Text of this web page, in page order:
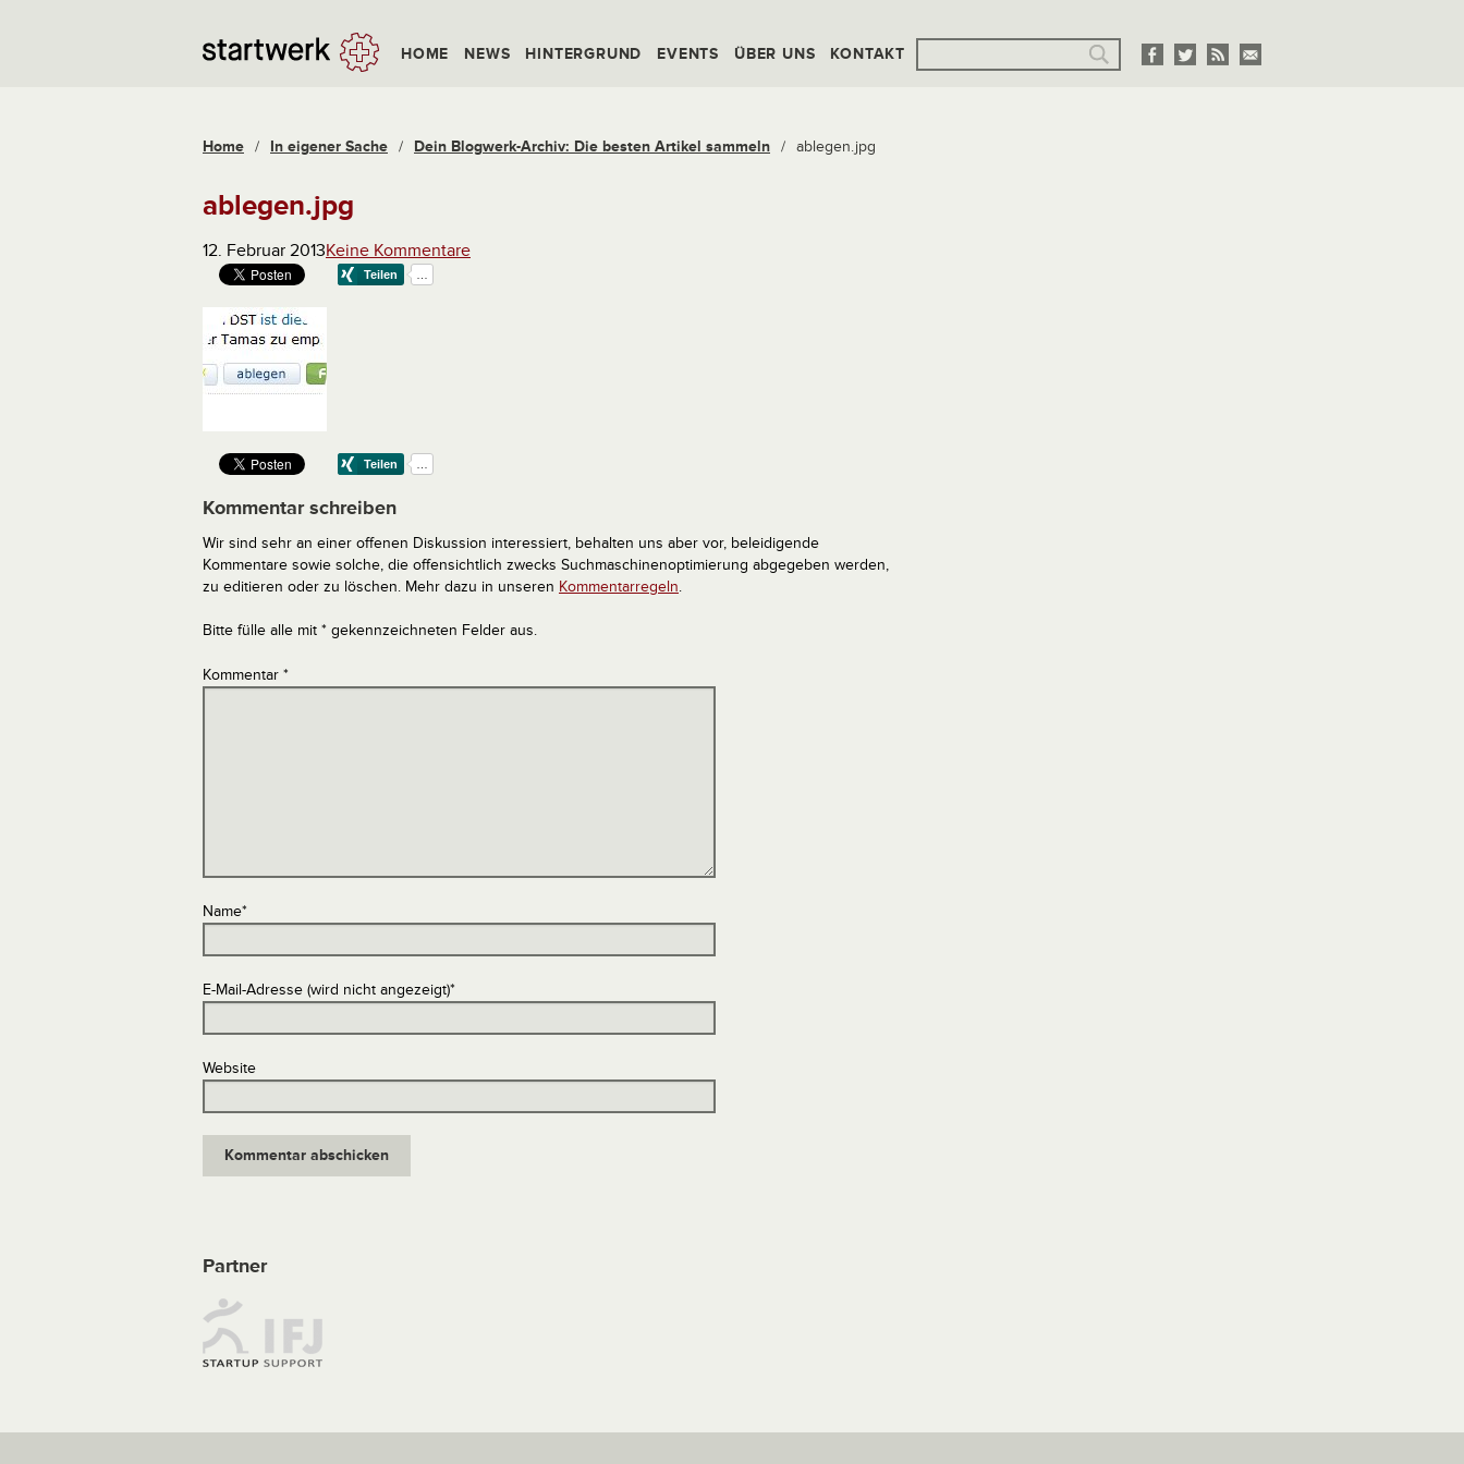
HOME NEWS HINTERGRUND EVENTS ÜBER UNS KONTAKT
Home / In eigener Sache / Dein Blogwerk-Archiv: Die besten Artikel sammeln / ablegen.jpg
ablegen.jpg
12. Februar 2013Keine Kommentare
Kommentar schreiben
Wir sind sehr an einer offenen Diskussion interessiert, behalten uns aber vor, beleidigende
Kommentare sowie solche, die offensichtlich zwecks Suchmaschinenoptimierung abgegeben werden,
zu editieren oder zu löschen. Mehr dazu in unseren Kommentarregeln.
Bitte fülle alle mit * gekennzeichneten Felder aus.
Kommentar *
Name*
E-Mail-Adresse (wird nicht angezeigt)*
Website
Partner